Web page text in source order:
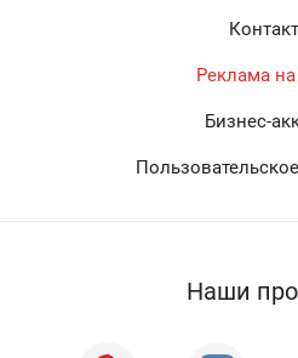
Реклама на
Бизнес-
Наши